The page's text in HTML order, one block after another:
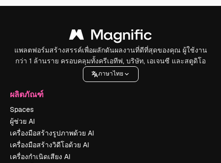
แพลตฟอร์มสร้างสรรค์เพื่อผลักดันผลงานที่ดีที่สุดของคุณ ผู้ใช้งาน
กว่า 1 ล้านราย ครอบคลุมทั้งครีเอทีฟ, บริษัท, เอเจนซี และสตูดิโอ
ภาษาไทย
ผลิตภัณฑ์
Spaces
ผู้ช่วย AI
เครื่องมือสร้างรูปภาพด้วย AI
เครื่องมือสร้างวิดีโอด้วย AI
เครื่องกำเนิดเสียง AI